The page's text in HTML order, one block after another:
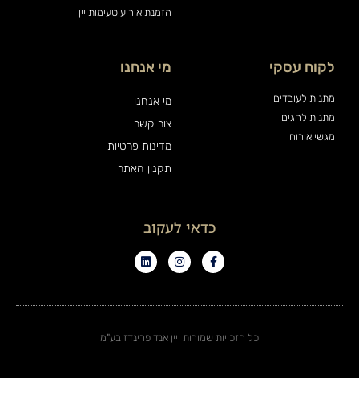
הזמנת אירוע טעימות יין
לקוח עסקי
מתנות לעובדים
מתנות לחגים
מגשי אירוח
מי אנחנו
מי אנחנו
צור קשר
מדינות פרטיות
תקנון האתר
כדאי לעקוב
כל הזכויות שמורות ויין אנד פרינדז בע"מ